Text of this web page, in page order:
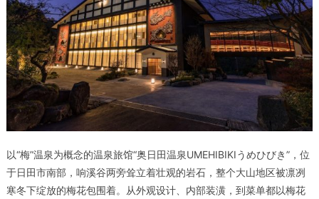
以“梅”温泉为概念的温泉旅馆“奥日田温泉UMEHIBIKIうめひびき”，位
于日田市南部，响溪谷两旁耸立着壮观的岩石，整个大山地区被凛冽
寒冬下绽放的梅花包围着。从外观设计、内部装潢，到菜单都以梅花